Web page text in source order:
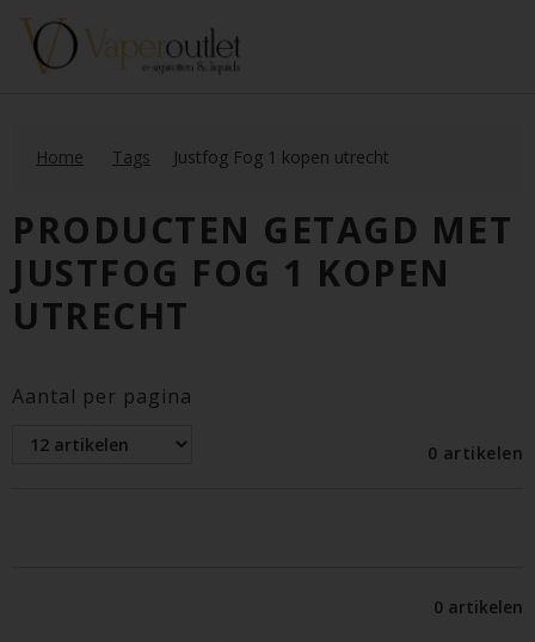
Home Tags Justfog Fog 1 kopen utrecht
PRODUCTEN GETAGD MET
JUSTFOG FOG 1 KOPEN
UTRECHT
Aantal per pagina
0 artikelen
0 artikelen